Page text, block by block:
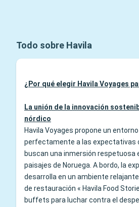
Todo sobre Havila
¿Por qué elegir Havila Voyages
La unión de la innovación
nórdico
Havila Voyages propone un
perfectamente a las expectativas
buscan una inmersión respetuosa
paisajes de Noruega. A bordo, la
desarrolla en un ambiente
de restauración « Havila Food
buffets para luchar contra el